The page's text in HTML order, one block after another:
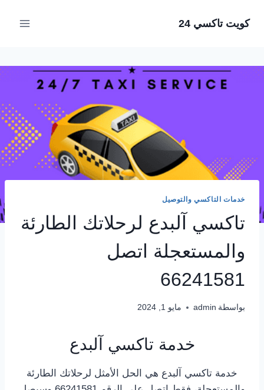
كويت تاكسي 24
خدمات التاكسي والتوصيل
تاكسي آلبدع لرحلاتك الطارئة
والمستعجلة اتصل
66241581
بواسطة admin مايو 1, 2024
خدمة تاكسي آلبدع
خدمة تاكسي آلبدع هي الحل الأمثل لرحلاتك الطارئة